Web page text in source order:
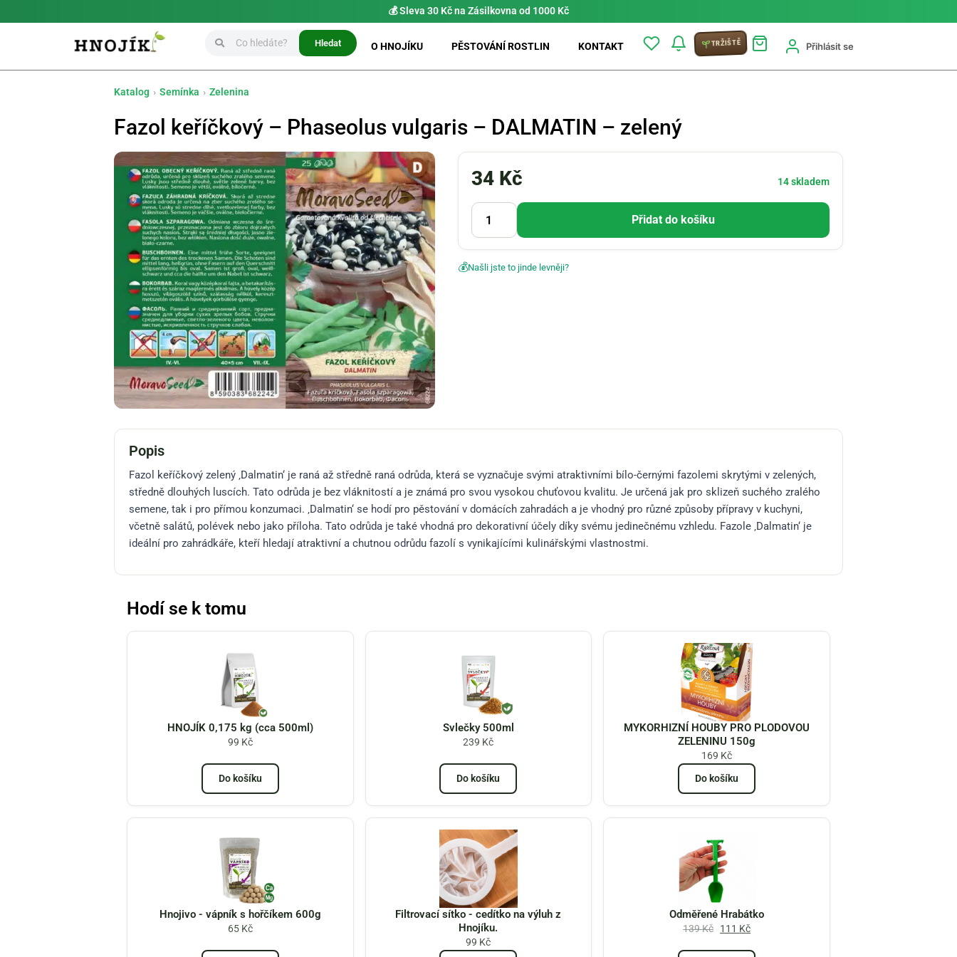
💰 Sleva 30 Kč na Zásilkovna od 1000 Kč
Hledat O HNOJÍKU PĚSTOVÁNÍ ROSTLIN KONTAKT TRŽIŠTĚ Přihlásit se
Katalog › Semínka › Zelenina
Fazol keříčkový – Phaseolus vulgaris – DALMATIN – zelený
34 Kč 14 skladem
Přidat do košíku
💰Našli jste to jinde levněji?
Popis
Fazol keříčkový zelený ‚Dalmatin‘ je raná až středně raná odrůda, která se vyznačuje svými atraktivními bílo-černými fazolemi skrytými v zelených,
středně dlouhých luscích. Tato odrůda je bez vláknitostí a je známá pro svou vysokou chuťovou kvalitu. Je určená jak pro sklizeň suchého zralého
semene, tak i pro přímou konzumaci. ‚Dalmatin‘ se hodí pro pěstování v domácích zahradách a je vhodný pro různé způsoby přípravy v kuchyni,
včetně salátů, polévek nebo jako příloha. Tato odrůda je také vhodná pro dekorativní účely díky svému jedinečnému vzhledu. Fazole ‚Dalmatin‘ je
ideální pro zahrádkáře, kteří hledají atraktivní a chutnou odrůdu fazolí s vynikajícími kulinářskými vlastnostmi​​​​​​​​​​​​.
Hodí se k tomu
HNOJÍK 0,175 kg (cca 500ml)
99 Kč
Do košíku
Svlečky 500ml
239 Kč
Do košíku
MYKORHIZNÍ HOUBY PRO PLODOVOU
ZELENINU 150g
169 Kč
Do košíku
Hnojivo - vápník s hořčíkem 600g
65 Kč
Filtrovací sítko - cedítko na výluh z
Hnojíku.
99 Kč
Odměřené Hrabátko
139Kč 111 Kč